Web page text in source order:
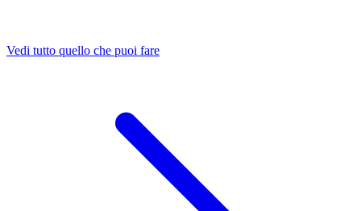
Vedi tutto quello che puoi fare